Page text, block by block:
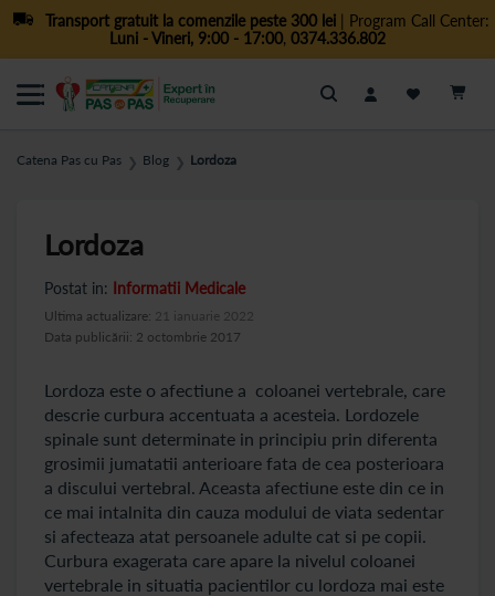
Transport gratuit la comenzile peste 300 lei| Program Call Center:
Luni - Vineri, 9:00 - 17:00, 0374.336.802
Cautare
Catena Pas cu Pas ❯ Blog ❯ Lordoza
Lordoza
Postat in: Informatii Medicale
Data publicării: 2 octombrie 2017
Ultima actualizare: 21 ianuarie 2022
Lordoza este o afectiune a coloanei vertebrale, care
descrie curbura accentuata a acesteia. Lordozele
spinale sunt determinate in principiu prin diferenta
grosimii jumatatii anterioare fata de cea posterioara
a discului vertebral. Aceasta afectiune este din ce in
ce mai intalnita din cauza modului de viata sedentar
si afecteaza atat persoanele adulte cat si pe copii.
Curbura exagerata care apare la nivelul coloanei
vertebrale in situatia pacientilor cu lordoza mai este